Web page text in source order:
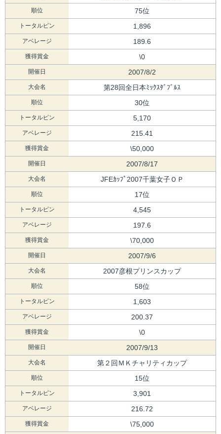
順位 75位
トータルピン 1,896
アベレージ 189.6
獲得賞金 \0
開催日 2007/8/2
大会名 第28回全日本ﾐｯｸｽﾀﾞﾌﾞﾙｽ
順位 30位
トータルピン 5,170
アベレージ 215.41
獲得賞金 \50,000
開催日 2007/8/17
大会名 JFEｶｯﾌﾟ2007千葉女子ＯＰ
順位 17位
トータルピン 4,545
アベレージ 197.6
獲得賞金 \70,000
開催日 2007/9/6
大会名 2007彦根プリンスカップ
順位 58位
トータルピン 1,603
アベレージ 200.37
獲得賞金 \0
開催日 2007/9/13
大会名 第２回ＭＫチャリティカップ
順位 15位
トータルピン 3,901
アベレージ 216.72
獲得賞金 \75,000